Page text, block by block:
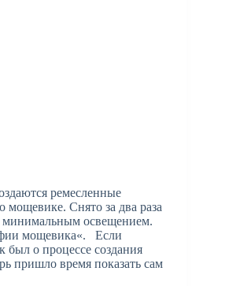
ремесленные
мощевике. Снято за два раза
минимальным освещением.
мощевика«. Если
о процессе создания
пришло время показать сам